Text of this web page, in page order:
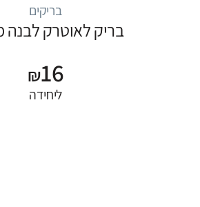
בריקים
בריק לאוטרק
₪16
ליחידה